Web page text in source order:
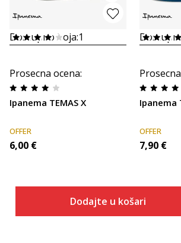
Dostupno boja:1
Prosecna ocena:
Ipanema TEMAS X
OFFER
6,00 €
Dodajte u košaricu
Ipanema
OFFER
7,90 €